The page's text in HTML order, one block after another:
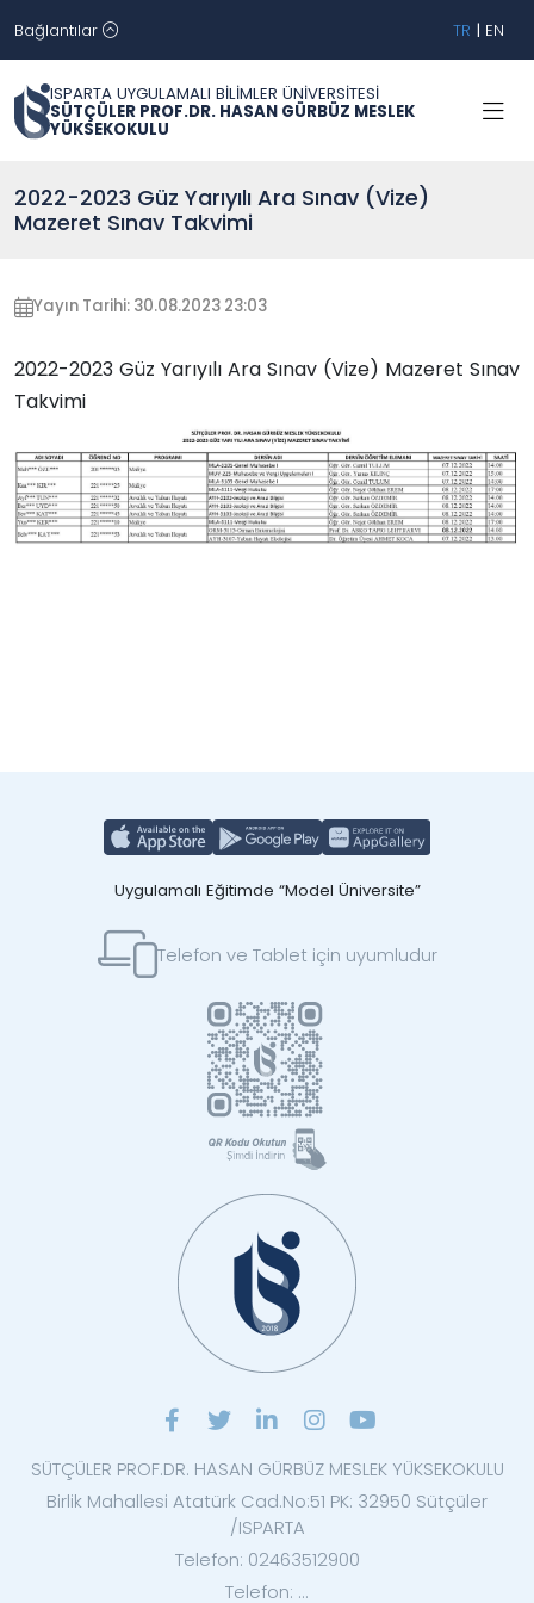
Bağlantılar TR | EN
ISPARTA UYGULAMALI BİLİMLER ÜNİVERSİTESİ
SÜTÇÜLER PROF.DR. HASAN GÜRBÜZ MESLEK
YÜKSEKOKULU
2022-2023 Güz Yarıyılı Ara Sınav (Vize)
Mazeret Sınav Takvimi
Yayın Tarihi: 30.08.2023 23:03
2022-2023 Güz Yarıyılı Ara Sınav (Vize) Mazeret Sınav
Takvimi
Uygulamalı Eğitimde “Model Üniversite”
Telefon ve Tablet için uyumludur
SÜTÇÜLER PROF.DR. HASAN GÜRBÜZ MESLEK YÜKSEKOKULU
Birlik Mahallesi Atatürk Cad.No:51 PK: 32950 Sütçüler
/ISPARTA
Telefon: 02463512900
Telefon: ...